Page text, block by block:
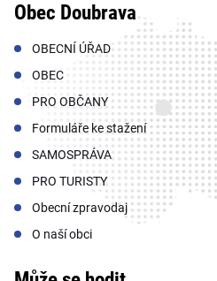
Obec Doubrava
OBECNÍ ÚŘAD
OBEC
PRO OBČANY
Formuláře ke stažení
SAMOSPRÁVA
PRO TURISTY
Obecní zpravodaj
O naší obci